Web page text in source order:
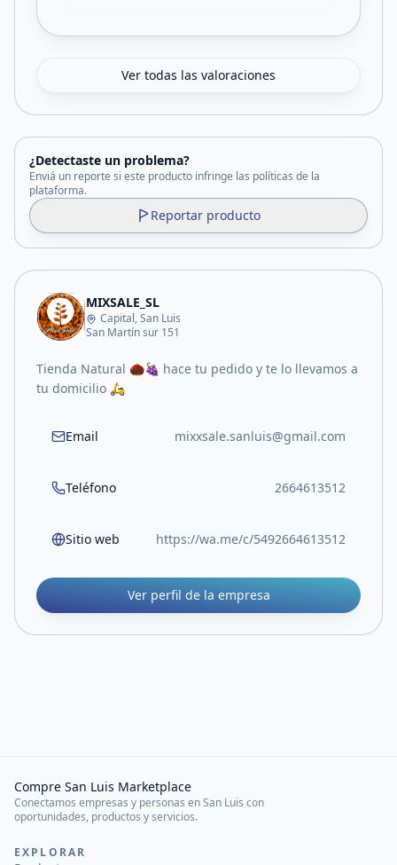
Ver todas las valoraciones
¿Detectaste un problema?
Enviá un reporte si este producto infringe las políticas de la
plataforma.
Reportar producto
MIXSALE_SL
Capital, San Luis
San Martín sur 151
Tienda Natural 🌰🍇 hace tu pedido y te lo llevamos a
tu domicilio 🛵
Email mixxsale.sanluis@gmail.com
Teléfono 2664613512
Sitio web https://wa.me/c/5492664613512
Ver perfil de la empresa
Compre San Luis Marketplace
Conectamos empresas y personas en San Luis con
oportunidades, productos y servicios.
EXPLORAR